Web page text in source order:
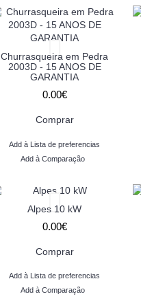
Churrasqueira em Pedra
2003D - 15 ANOS DE
GARANTIA
0.00€
Comprar
Add à Lista de preferencias
Add à Comparação
Alpes 10 kW
0.00€
Comprar
Add à Lista de preferencias
Add à Comparação